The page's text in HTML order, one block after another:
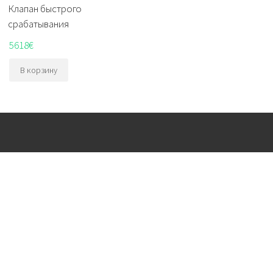
Клапан быстрого
срабатывания
5618€
В корзину